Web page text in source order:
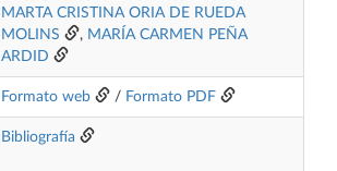
MARTA CRISTINA ORIA DE RUEDA
MOLINS
, MARÍA CARMEN PEÑA
ARDID
Formato web / Formato PDF
Bibliografía